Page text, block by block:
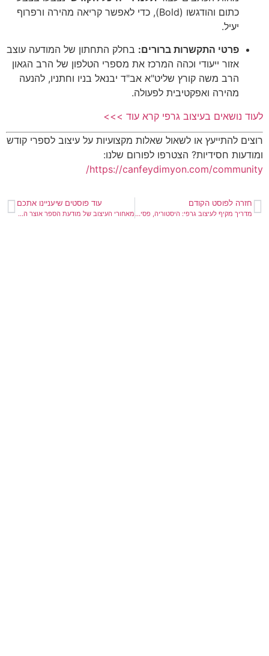
כתום והודגשו (Bold), כדי לאפשר קריאה מהירה ורפרוף
יעיל.
פרטי התקשרות ברורים: בחלק התחתון של המודעה עוצב
אזור ייעודי וכהה המרכז את מספרי הטלפון של הרב הגאון
הרב משה קורץ שליט"א אב"ד יבנאל בניו וחתניו, להנעה
מהירה ואפקטיבית לפעולה.
לעוד נושאים בעיצוב גרפי קרא עוד >>>
רוצים להתייעץ או לשאול שאלות מקצועיות על עיצוב לספרי קודש
ומודעות חסידיות? הצטרפו לפורום שלנו:
https://canfeydimyon.com/community/
חזרה לפוסט הקודם
מדריך מקיף לעיצוב גרפי: היסטוריה, פסיכולוגיה ויסודות מקצועיים
עוד פוסטים שיעניינו אתכם
מאחורי העיצוב של מודעת הספר אוצר הקדושה של הצדיק מיבנאל עבור ניצני הקודש